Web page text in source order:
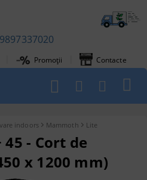
Promoții Contacte
indoors Mammoth Lite
- Cort de
x 1200 mm)